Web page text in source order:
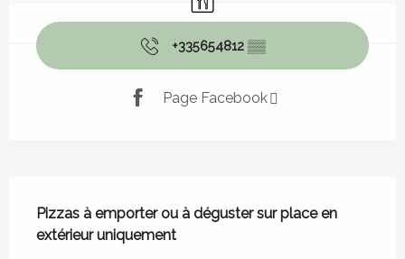
+335654812 ▒▒
Page Facebook
Pizzas à emporter ou à déguster sur place en
extérieur uniquement